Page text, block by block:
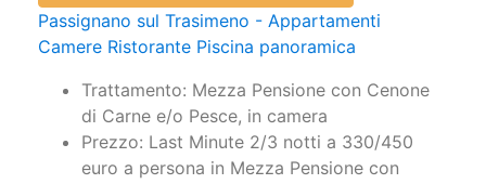
Trattamento: Mezza Pensione con Cenone
Prezzo: Last Minute 2/3 notti a 330/450
euro a persona in Mezza Pensione con
Cenone (bevande incluse) e Veglione con
Musica dal vivo e Karaoke €